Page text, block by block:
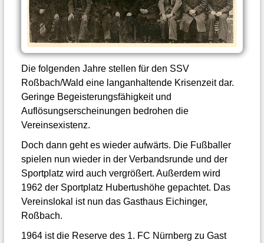
Die folgenden Jahre stellen für den SSV
Roßbach/Wald eine langanhaltende Krisenzeit dar.
Geringe Begeisterungsfähigkeit und
Auflösungserscheinungen bedrohen die
Vereinsexistenz.
Doch dann geht es wieder aufwärts. Die Fußballer
spielen nun wieder in der Verbandsrunde und der
Sportplatz wird auch vergrößert. Außerdem wird
1962 der Sportplatz Hubertushöhe gepachtet. Das
Vereinslokal ist nun das Gasthaus Eichinger,
Roßbach.
1964 ist die Reserve des 1. FC Nürnberg zu Gast